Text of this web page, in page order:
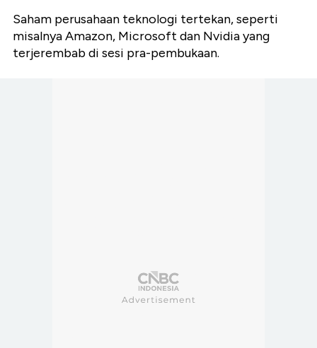
Saham perusahaan teknologi tertekan, seperti
misalnya Amazon, Microsoft dan Nvidia yang
terjerembab di sesi pra-pembukaan.